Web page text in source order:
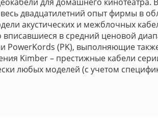
двадцатилетний опыт фирмы в
акустических и межблочных
вписавшиеся в средний ценовой
PowerKords (PK), выполняющие
Kimber – престижные кабели
любых моделей (с учетом